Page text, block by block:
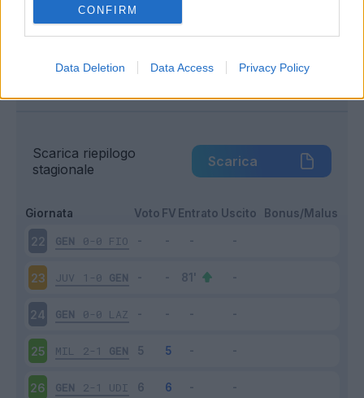
CONFIRM
Data Deletion Data Access Privacy Policy
Scarica riepilogo
stagionale
Scarica
Giornata Voto FV Entrato Uscito Bonus/Malus
22 GEN 0-0 FIO
23 JUV 1-0 GEN
24 GEN 0-0 LAZ
25 MIL 2-1 GEN
26 GEN 2-1 UDI